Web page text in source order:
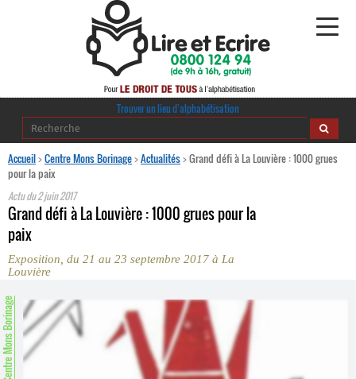
Alphabétisation
Espace presse
Contacts
Trouver un lieu d’alphabétisation
Accueil>Centre Mons Borinage>Actualités>Grand défi à La Louvière : 1000 grues
pour la paix
Actu du2 juin 2017
Grand défi à La Louvière : 1000 grues pour la
paix
Exposition, du 21 au 23 septembre 2017 à La
Louvière
Centre Mons Borinage